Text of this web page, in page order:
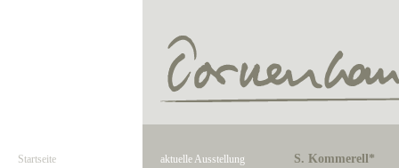
Startseite
aktuelle Ausstellung
S. Kommerell*